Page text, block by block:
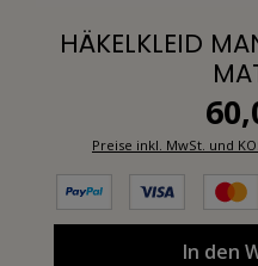
HÄKELKLEID
Preise inkl. MwSt. und
In den